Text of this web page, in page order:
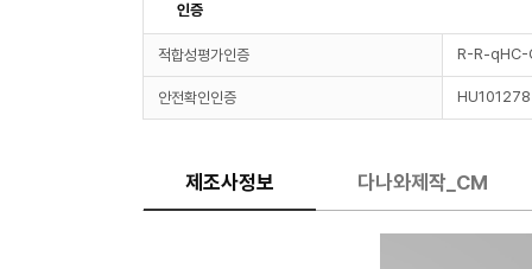
인증
적합성평가인증 R-R-
안전확인인증
제조사정보 다나와제작_CM